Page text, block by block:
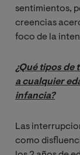
sentimientos,
creencias
foco de la
¿Qué tipos de
a cualquier
infancia?
Las
como